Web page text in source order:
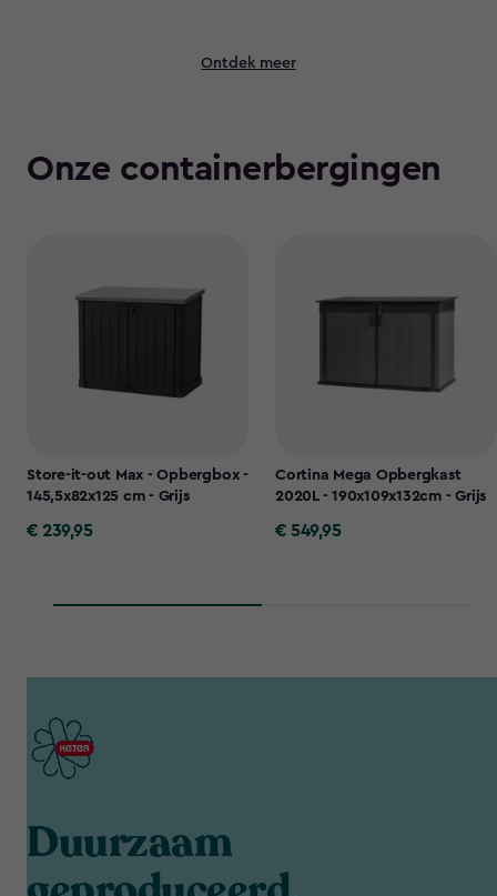
Ontdek meer
Onze containerbergingen
Store-it-out Max - Opbergbox -
145,5x82x125 cm - Grijs
€
€ 239,95
Cortina Mega Opbergkast
2020L - 190x109x132cm - Grijs
€
€ 549,95
Duurzaam